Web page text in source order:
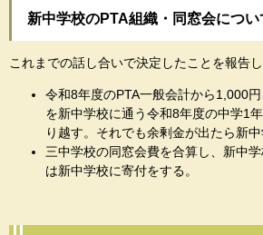
新中学校のPTA組織・同窓会につい
これまでの話し合いで決定したことを報告し
令和8年度のPTA一般会計から1,000
を新中学校に通う令和8年度の中学1
り越す。それでも余剰金が出たら新中
三中学校の同窓会費を合算し、新中
は新中学校に寄付をする。